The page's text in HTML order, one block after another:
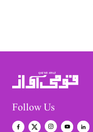
Follow Us